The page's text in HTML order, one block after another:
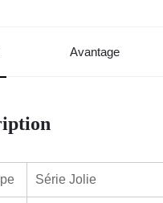
Avantage
Série Jolie